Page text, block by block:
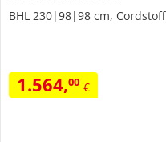
BHL 230|98|98 cm, Cordstoff
1.564,00 €